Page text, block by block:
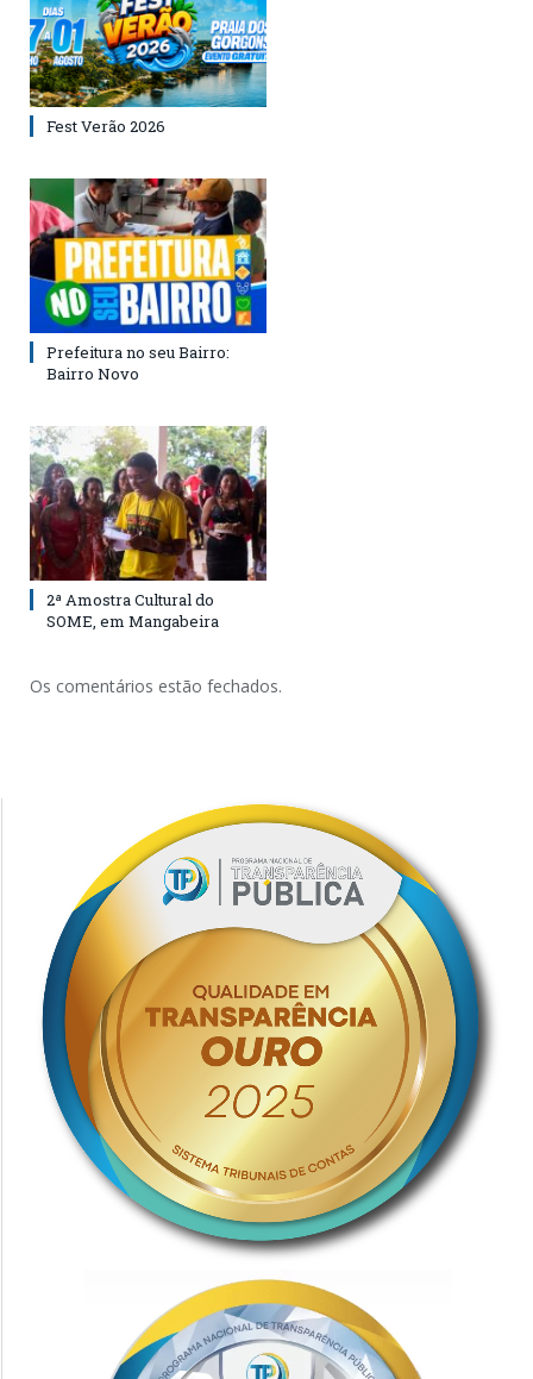
Fest Verão 2026
Prefeitura no seu Bairro:
Bairro Novo
2ª Amostra Cultural do
SOME, em Mangabeira
Os comentários estão fechados.